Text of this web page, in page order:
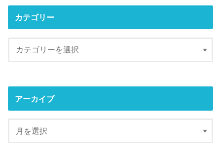
カテゴリー
アーカイブ